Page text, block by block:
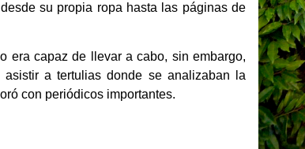
su propia ropa hasta las páginas de
era capaz de llevar a cabo, sin embargo,
a tertulias donde se analizaban la
con periódicos importantes.